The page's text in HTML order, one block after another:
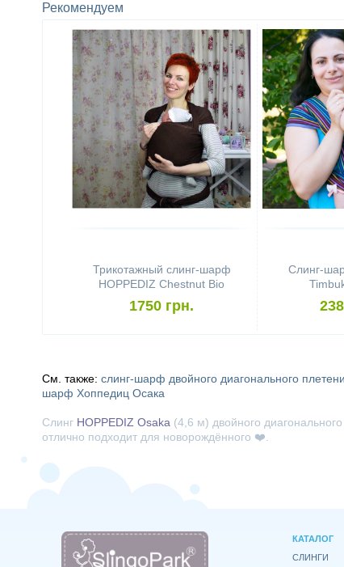
Рекомендуем
Трикотажный слинг-шарф
HOPPEDIZ Chestnut Bio
1750 грн.
Слинг-
См. также: слинг-шарф двойного диагонального
шарф Хоппедиц Осака
Слинг HOPPEDIZ Osaka (4,6 м) двойного
отлично подходит для новорождённого ❤️.
КАТАЛОГ
СЛИНГИ